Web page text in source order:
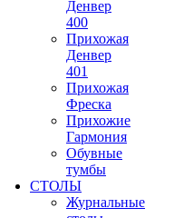
Денвер
400
Прихожая
Денвер
401
Прихожая
Фреска
Прихожие
Гармония
Обувные
тумбы
СТОЛЫ
Журнальные